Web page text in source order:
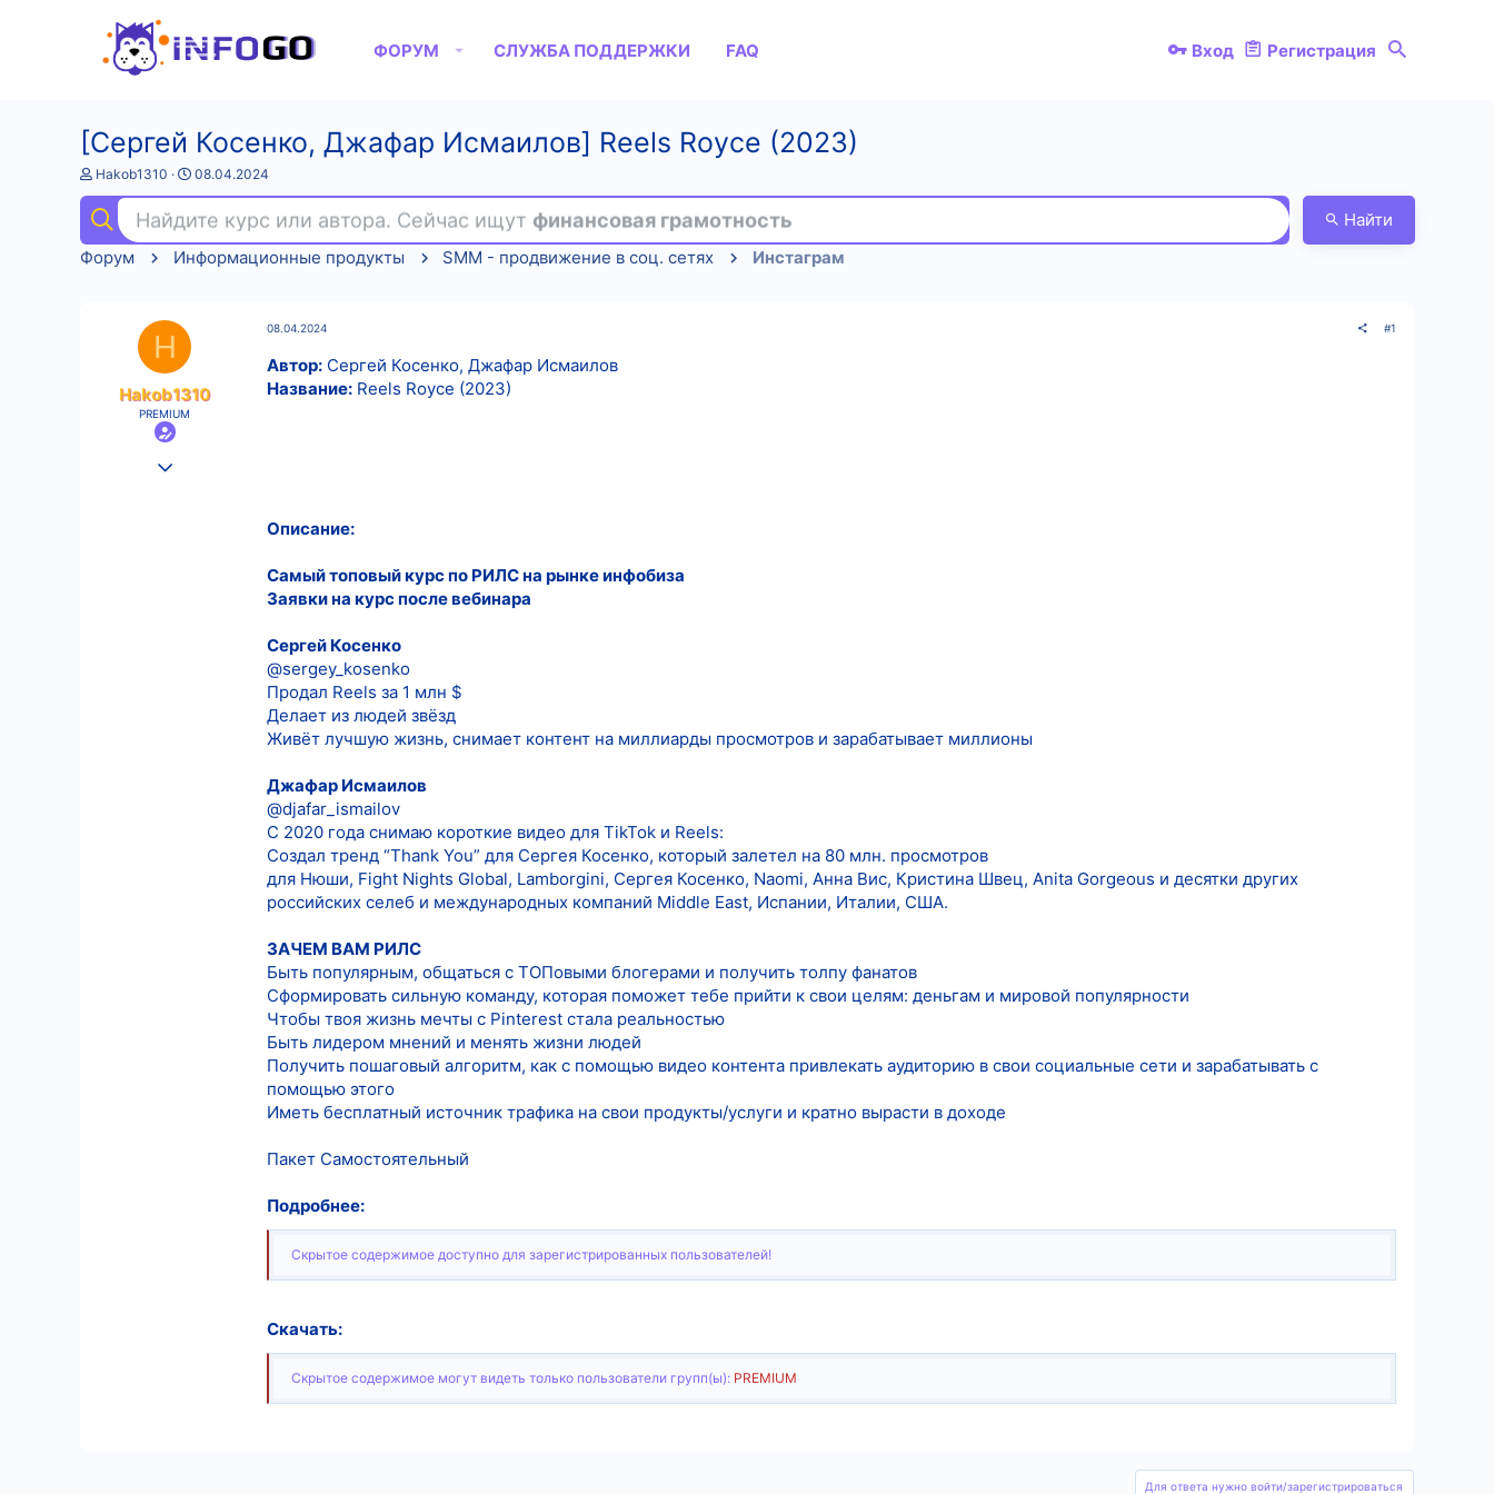
ФОРУМ СЛУЖБА ПОДДЕРЖКИ FAQ Вход Регистрация
[Сергей Косенко, Джафар Исмаилов] Reels Royce (2023)
А
т
о
р
т
Hakob1310
Д
а
н
а
08.04.2024
Найдите курс или автора. Сейчас ищут финансовая грамотность
Найти
Форум
Информационные продукты SMM - продвижение в соц. сетях Инстаграм
H
Hakob1310
PREMIUM
08.04.2024 #1
Автор: Сергей Косенко, Джафар Исмаилов
Название: Reels Royce (2023)
Описание:
Самый топовый курс по РИЛС на рынке инфобиза
Заявки на курс после вебинара
Сергей Косенко
@sergey_kosenko
Продал Reels за 1 млн $
Делает из людей звёзд
Живёт лучшую жизнь, снимает контент на миллиарды просмотров и зарабатывает миллионы
Джафар Исмаилов
@djafar_ismailov
С 2020 года снимаю короткие видео для TikTok и Reels:
Создал тренд “Thank You” для Сергея Косенко, который залетел на 80 млн. просмотров
для Нюши, Fight Nights Global, Lamborgini, Сергея Косенко, Naomi, Анна Вис, Кристина Швец, Anita Gorgeous и десятки других
российских селеб и международных компаний Middle East, Испании, Италии, США.
ЗАЧЕМ ВАМ РИЛС
Быть популярным, общаться с ТОПовыми блогерами и получить толпу фанатов
Сформировать сильную команду, которая поможет тебе прийти к свои целям: деньгам и мировой популярности
Чтобы твоя жизнь мечты с Pinterest стала реальностью
Быть лидером мнений и менять жизни людей
Получить пошаговый алгоритм, как с помощью видео контента привлекать аудиторию в свои социальные сети и зарабатывать с
помощью этого
Иметь бесплатный источник трафика на свои продукты/услуги и кратно вырасти в доходе
Пакет Самостоятельный
Подробнее:
Скрытое содержимое доступно для зарегистрированных пользователей!
Скачать:
Скрытое содержимое могут видеть только пользователи групп(ы): PREMIUM
Для ответа нужно войти/зарегистрироваться